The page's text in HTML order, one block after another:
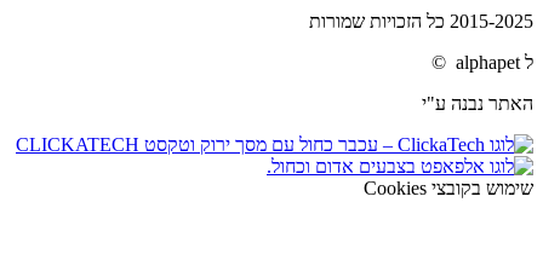
2015-2025 כל הזכויות שמורות
ל alphapet ©
האתר נבנה ע"י
שימוש בקובצי Cookies